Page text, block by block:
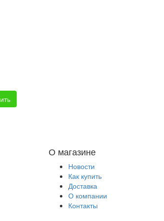
О магазине
Новости
Как купить
Доставка
О компании
Контакты